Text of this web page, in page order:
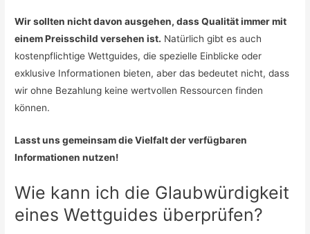
Wir sollten nicht davon ausgehen, dass Qualität immer mit
einem Preisschild versehen ist. Natürlich gibt es auch
kostenpflichtige Wettguides, die spezielle Einblicke oder
exklusive Informationen bieten, aber das bedeutet nicht, dass
wir ohne Bezahlung keine wertvollen Ressourcen finden
können.
Lasst uns gemeinsam die Vielfalt der verfügbaren
Informationen nutzen!
Wie kann ich die Glaubwürdigkeit
eines Wettguides überprüfen?